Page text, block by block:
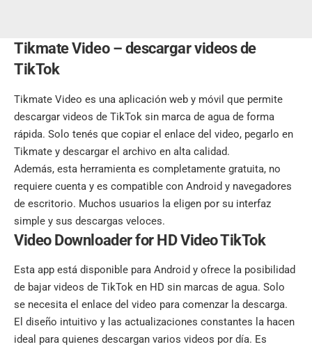
Tikmate Video – descargar videos de
TikTok
Tikmate Video es una aplicación web y móvil que permite
descargar videos de TikTok sin marca de agua de forma
rápida. Solo tenés que copiar el enlace del video, pegarlo en
Tikmate y descargar el archivo en alta calidad.
Además, esta herramienta es completamente gratuita, no
requiere cuenta y es compatible con Android y navegadores
de escritorio. Muchos usuarios la eligen por su interfaz
simple y sus descargas veloces.
Video Downloader for HD Video TikTok
Esta app está disponible para Android y ofrece la posibilidad
de bajar videos de TikTok en HD sin marcas de agua. Solo
se necesita el enlace del video para comenzar la descarga.
El diseño intuitivo y las actualizaciones constantes la hacen
ideal para quienes descargan varios videos por día. Es